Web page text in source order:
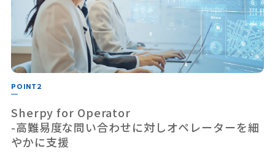
POINT2
Sherpy for Operator
-高難易度な問い合わせに対しオペレーターを細
やかに支援